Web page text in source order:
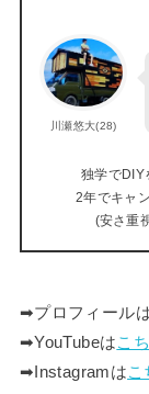
川瀬悠大(28)
独学でDIY
2年でキャ
(安さ重
➡︎プロフィール
➡︎YouTubeはこ
➡︎Instagramはこ